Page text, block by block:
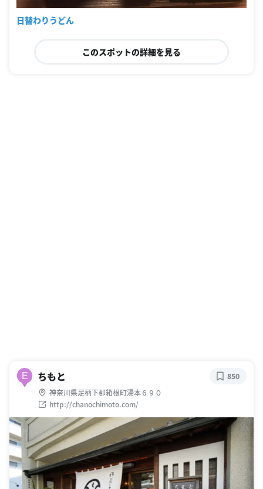
日替わりうどん
このスポットの詳細を見る
E ちもと
神奈川県足柄下郡箱根町湯本６９０
http://chanochimoto.com/
850